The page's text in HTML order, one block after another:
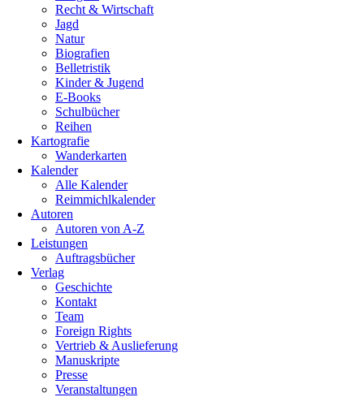
Recht & Wirtschaft
Jagd
Natur
Biografien
Belletristik
Kinder & Jugend
E-Books
Schulbücher
Reihen
Kartografie
Wanderkarten
Kalender
Alle Kalender
Reimmichlkalender
Autoren
Autoren von A-Z
Leistungen
Auftragsbücher
Verlag
Geschichte
Kontakt
Team
Foreign Rights
Vertrieb & Auslieferung
Manuskripte
Presse
Veranstaltungen